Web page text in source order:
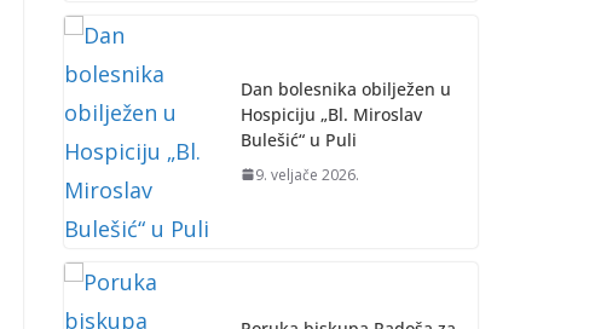
Dan bolesnika obilježen u
Hospiciju „Bl. Miroslav
Bulešić“ u Puli
9. veljače 2026.